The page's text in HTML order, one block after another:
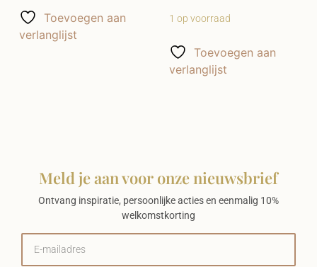
Toevoegen aan
verlanglijst
1 op voorraad
Toevoegen aan
verlanglijst
Meld je aan voor onze nieuwsbrief
Ontvang inspiratie, persoonlijke acties en eenmalig 10%
welkomstkorting